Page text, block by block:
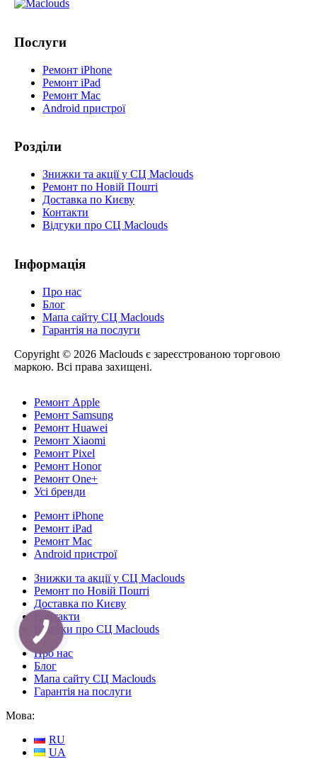
Послуги
Ремонт iPhone
Ремонт iPad
Ремонт Mac
Android пристрої
Розділи
Знижки та акції у СЦ Maclouds
Ремонт по Новій Пошті
Доставка по Києву
Контакти
Відгуки про СЦ Maclouds
Інформація
Про нас
Блог
Мапа сайту СЦ Maclouds
Гарантія на послуги
Copyright © 2026 Maclouds є зареєстрованою торговою
маркою. Всі права захищені.
Ремонт Apple
Ремонт Samsung
Ремонт Huawei
Ремонт Xiaomi
Ремонт Pixel
Ремонт Honor
Ремонт One+
Усі бренди
Ремонт iPhone
Ремонт iPad
Ремонт Mac
Android пристрої
Знижки та акції у СЦ Maclouds
Ремонт по Новій Пошті
Доставка по Києву
Контакти
Відгуки про СЦ Maclouds
Про нас
Блог
Мапа сайту СЦ Maclouds
Гарантія на послуги
Мова:
RU
UA